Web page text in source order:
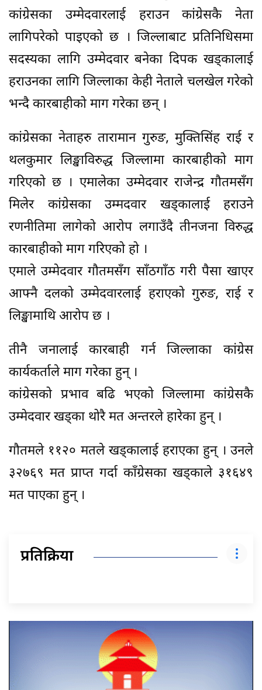
कांग्रेसका उम्मेदवारलाई हराउन कांग्रेसकै नेता
लागिपरेको पाइएको छ । जिल्लाबाट प्रतिनिधिसमा
सदस्यका लागि उम्मेदवार बनेका दिपक खड्कालाई
हराउनका लागि जिल्लाका केही नेताले चलखेल गरेको
भन्दै कारबाहीको माग गरेका छन् ।
कांग्रेसका नेताहरु तारामान गुरुङ, मुक्तिसिंह राई र
थलकुमार लिङ्खाविरुद्ध जिल्लामा कारबाहीको माग
गरिएको छ । एमालेका उम्मेदवार राजेन्द्र गौतमसँग
मिलेर कांग्रेसका उम्मदवार खड्कालाई हराउने
रणनीतिमा लागेको आरोप लगाउँदै तीनजना विरुद्ध
कारबाहीको माग गरिएको हो ।
एमाले उम्मेदवार गौतमसँग साँठगाँठ गरी पैसा खाएर
आफ्नै दलको उम्मेदवारलाई हराएको गुरुङ, राई र
लिङ्खामाथि आरोप छ ।
तीनै जनालाई कारबाही गर्न जिल्लाका कांग्रेस
कार्यकर्ताले माग गरेका हुन् ।
कांग्रेसको प्रभाव बढि भएको जिल्लामा कांग्रेसकै
उम्मेदवार खड्का थोरै मत अन्तरले हारेका हुन् ।
गौतमले ११२० मतले खड्कालाई हराएका हुन् । उनले
३२७६९ मत प्राप्त गर्दा काँग्रेसका खड्काले ३१६४९
मत पाएका हुन् ।
प्रतिक्रिया